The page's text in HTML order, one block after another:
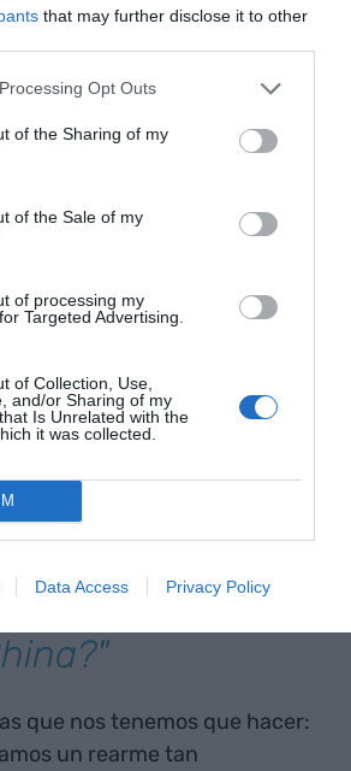
that may further disclose it to other
Opt Outs
of the Sharing of my
of the Sale of my
of processing my
Targeted Advertising.
of Collection, Use,
and/or Sharing of my
Is Unrelated with the
it was collected.
Data Access Privacy Policy
en una potentísima
controlada por él, para frenar a
incorporándose como
países como Japón, Corea del
y algún otro? ¿No
del Atlántico Norte y el
que los planes de
5% del PIB en
mucho más
querrá transformar
una potentísima
por él, para
que nos tenemos que hacer:
un rearme tan